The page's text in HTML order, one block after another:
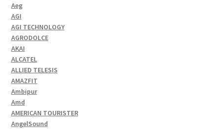
Aeg
AGI
AGI TECHNOLOGY
AGRODOLCE
AKAI
ALCATEL
ALLIED TELESIS
AMAZFIT
Ambipur
Amd
AMERICAN TOURISTER
AngelSound